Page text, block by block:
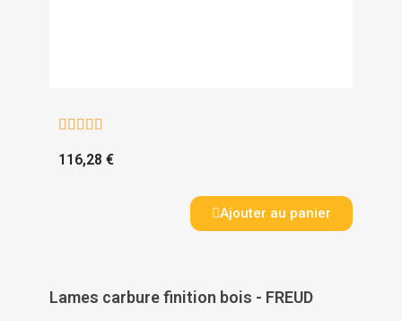
    
116,28 €
Ajouter au panier
Lames carbure finition bois - FREUD